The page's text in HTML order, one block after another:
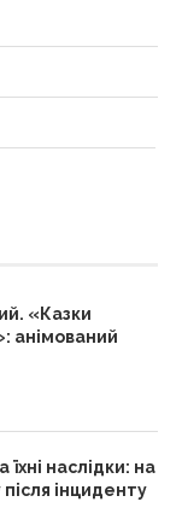
«Казки
анімований
наслідки: на
інциденту